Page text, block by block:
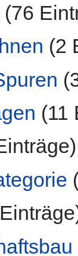
(76
(2